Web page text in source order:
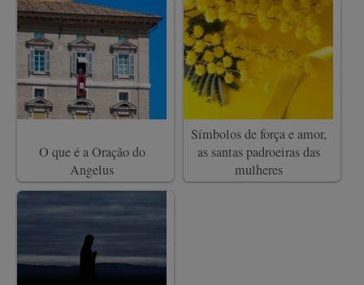
O que é a Oração do
Angelus
Símbolos de força e amor,
as santas padroeiras das
mulheres